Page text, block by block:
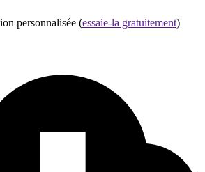
personnalisée (essaie-la gratuitement)